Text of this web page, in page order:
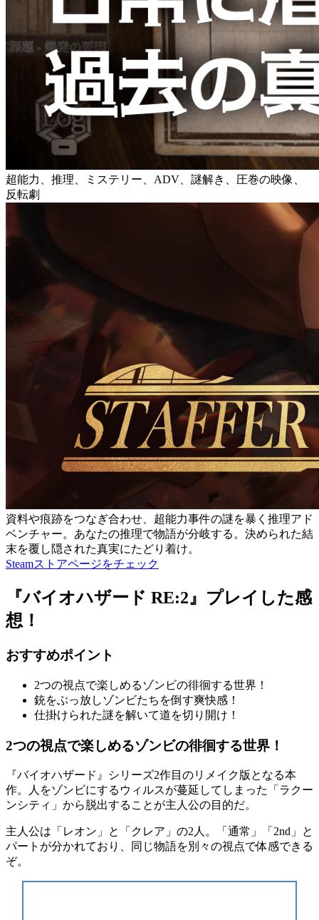
超能力、推理、ミステリー、ADV、謎解き、圧巻の映像、
反転劇
資料や痕跡をつなぎ合わせ、超能力事件の謎を暴く推理アド
ベンチャー。あなたの推理で物語が分岐する。決められた結
末を覆し隠された真実にたどり着け。
Steamストアページをチェック
『バイオハザード RE:2』プレイした感
想！
おすすめポイント
2つの視点で楽しめるゾンビの徘徊する世界！
銃をぶっ放しゾンビたちを倒す爽快感 ！
仕掛けられた謎を解いて道を切り開け！
2つの視点で楽しめるゾンビの徘徊する世界！
『バイオハザード』シリーズ2作目のリメイク版 となる本
作。人をゾンビにするウィルスが蔓延してしまった「ラクー
ンシティ」から脱出することが主人公の目的だ。
主人公は「レオン」と「クレア」の2人。「通常」「2nd」と
パートが分かれており、同じ物語を別々の視点で体感できる
ぞ。